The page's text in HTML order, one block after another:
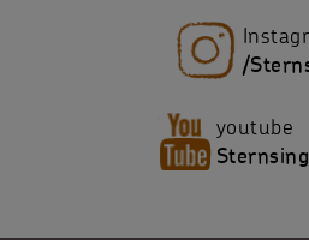
/
youtube